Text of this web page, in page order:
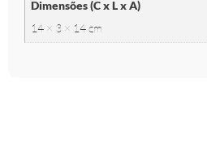
Dimensões (C x L x A)
14 × 3 × 14 cm